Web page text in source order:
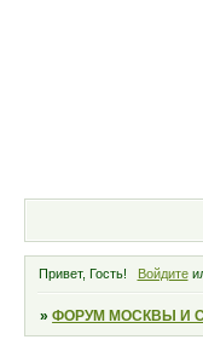
Привет, Гость! Войдите
»ФОРУМ МОСКВЫ И